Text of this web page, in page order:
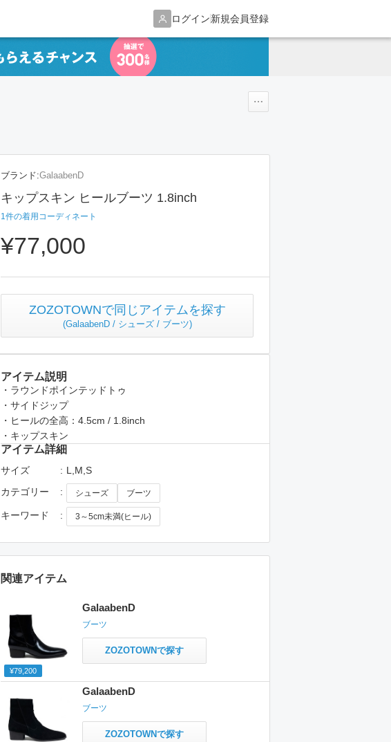
ログイン新規会員登録
ブランド:GalaabenD
キップスキン ヒールブーツ 1.8inch
1件の着用コーディネート
¥77,000
ZOZOTOWNで同じアイテムを探す
(GalaabenD / シューズ / ブーツ)
アイテム説明
・ラウンドポインテッドトゥ
・サイドジップ
・ヒールの全高：4.5cm / 1.8inch
・キップスキン
アイテム詳細
サイズ
L,M,S
カテゴリー
シューズ ブーツ
キーワード 3～5cm未満(ヒール)
関連アイテム
¥79,200
GalaabenD
ブーツ
ZOZOTOWNで探す
GalaabenD
ブーツ
ZOZOTOWNで探す